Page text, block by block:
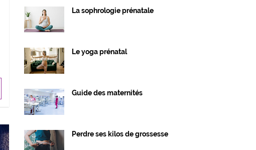
La sophrologie prénatale
Le yoga prénatal
Guide des maternités
Perdre ses kilos de grossesse